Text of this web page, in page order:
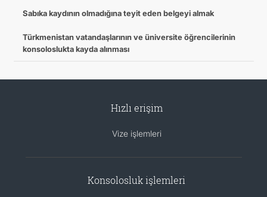
Sabıka kaydının olmadığına teyit eden belgeyi almak
Türkmenistan vatandaşlarının ve üniversite öğrencilerinin
konsoloslukta kayda alınması
Hızlı erişim
Vize işlemleri
Konsolosluk işlemleri